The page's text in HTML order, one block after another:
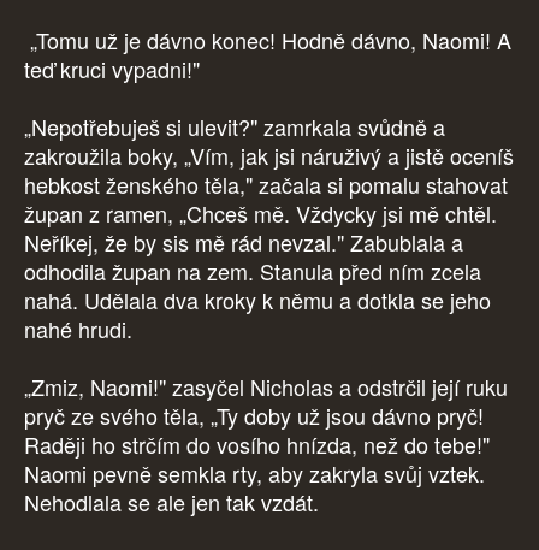
„Tomu už je dávno konec! Hodně dávno, Naomi! A
teď kruci vypadni!"
„Nepotřebuješ si ulevit?" zamrkala svůdně a
zakroužila boky, „Vím, jak jsi náruživý a jistě oceníš
hebkost ženského těla," začala si pomalu stahovat
župan z ramen, „Chceš mě. Vždycky jsi mě chtěl.
Neříkej, že by sis mě rád nevzal." Zabublala a
odhodila župan na zem. Stanula před ním zcela
nahá. Udělala dva kroky k němu a dotkla se jeho
nahé hrudi.
„Zmiz, Naomi!" zasyčel Nicholas a odstrčil její ruku
pryč ze svého těla, „Ty doby už jsou dávno pryč!
Raději ho strčím do vosího hnízda, než do tebe!"
Naomi pevně semkla rty, aby zakryla svůj vztek.
Nehodlala se ale jen tak vzdát.